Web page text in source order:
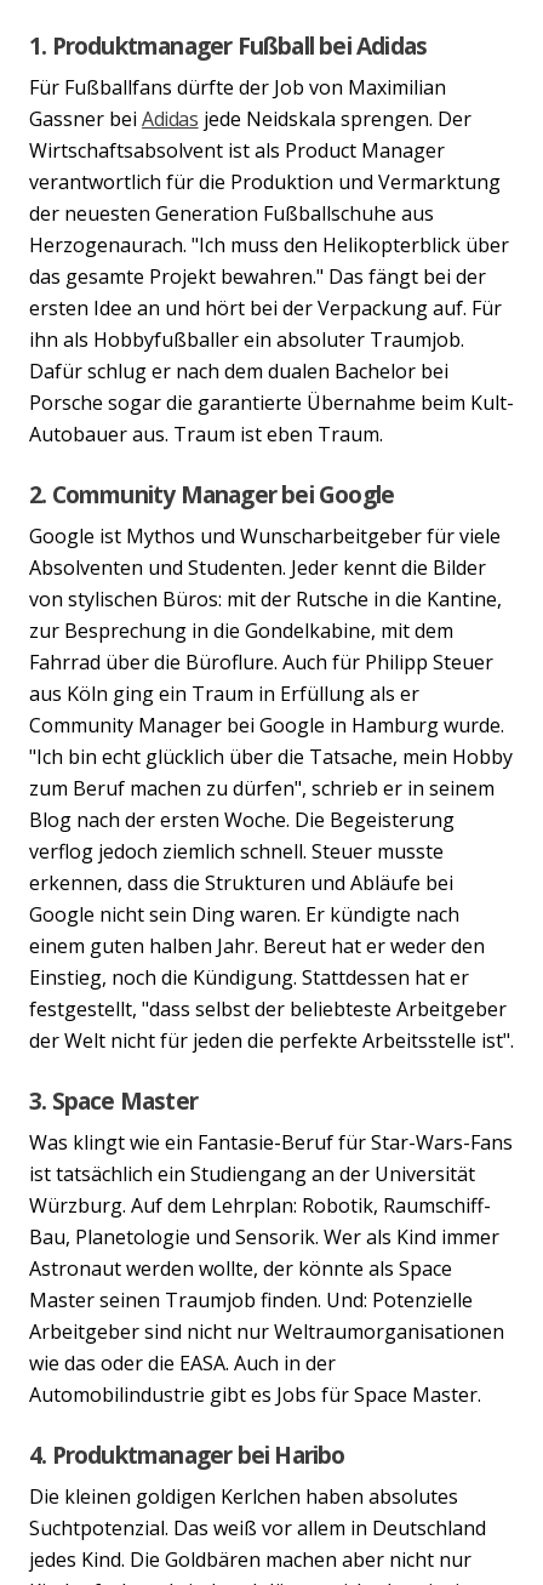
Previous
1. Produktmanager Fußball bei Adidas
Für Fußballfans dürfte der Job von Maximilian
Gassner bei Adidas jede Neidskala sprengen. Der
Wirtschaftsabsolvent ist als Product Manager
verantwortlich für die Produktion und Vermarktung
der neuesten Generation Fußballschuhe aus
Herzogenaurach. "Ich muss den Helikopterblick über
das gesamte Projekt bewahren." Das fängt bei der
ersten Idee an und hört bei der Verpackung auf. Für
ihn als Hobbyfußballer ein absoluter Traumjob.
Dafür schlug er nach dem dualen Bachelor bei
Porsche sogar die garantierte Übernahme beim Kult-
Autobauer aus. Traum ist eben Traum.
2. Community Manager bei Google
Google ist Mythos und Wunscharbeitgeber für viele
Absolventen und Studenten. Jeder kennt die Bilder
von stylischen Büros: mit der Rutsche in die Kantine,
zur Besprechung in die Gondelkabine, mit dem
Fahrrad über die Büroflure. Auch für Philipp Steuer
aus Köln ging ein Traum in Erfüllung als er
Community Manager bei Google in Hamburg wurde.
"Ich bin echt glücklich über die Tatsache, mein Hobby
zum Beruf machen zu dürfen", schrieb er in seinem
Blog nach der ersten Woche. Die Begeisterung
verflog jedoch ziemlich schnell. Steuer musste
erkennen, dass die Strukturen und Abläufe bei
Google nicht sein Ding waren. Er kündigte nach
einem guten halben Jahr. Bereut hat er weder den
Einstieg, noch die Kündigung. Stattdessen hat er
festgestellt, "dass selbst der beliebteste Arbeitgeber
der Welt nicht für jeden die perfekte Arbeitsstelle ist".
3. Space Master
Was klingt wie ein Fantasie-Beruf für Star-Wars-Fans
ist tatsächlich ein Studiengang an der Universität
Würzburg. Auf dem Lehrplan: Robotik, Raumschiff-
Bau, Planetologie und Sensorik. Wer als Kind immer
Astronaut werden wollte, der könnte als Space
Master seinen Traumjob finden. Und: Potenzielle
Arbeitgeber sind nicht nur Weltraumorganisationen
wie das oder die EASA. Auch in der
Automobilindustrie gibt es Jobs für Space Master.
4. Produktmanager bei Haribo
Die kleinen goldigen Kerlchen haben absolutes
Suchtpotenzial. Das weiß vor allem in Deutschland
jedes Kind. Die Goldbären machen aber nicht nur